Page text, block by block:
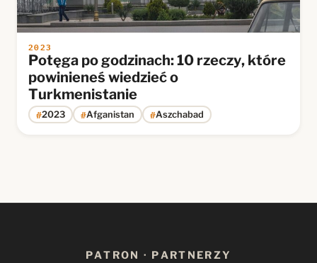
2023
Potęga po godzinach: 10 rzeczy, które
powinieneś wiedzieć o
Turkmenistanie
#2023 #Afganistan #Aszchabad
PATRON · PARTNERZY